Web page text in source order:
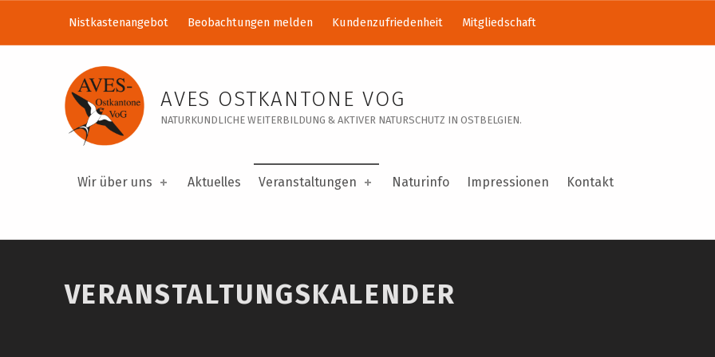
Veranstaltungskalender – AVES Ostkantone VoG
AVES OSTKANTONE VOG
NATURKUNDLICHE WEITERBILDUNG & AKTIVER NATURSCHUTZ IN OSTBELGIEN.
Wir über uns Aktuelles Veranstaltungen Naturinfo Impressionen Kontakt
Nistkastenangebot Beobachtungen melden Kundenzufriedenheit Mitgliedschaft
VERANSTALTUNGSKALENDER